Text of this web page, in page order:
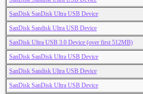
SanDisk SanDisk Ultra USB Device
SanDisk Sandisk Ultra USB Device
SanDisk Ultra USB 3.0 Device (over first 512MB)
SanDisk SanDisk Ultra USB Device
SanDisk Sandisk Ultra USB Device
SanDisk SanDisk Ultra USB Device